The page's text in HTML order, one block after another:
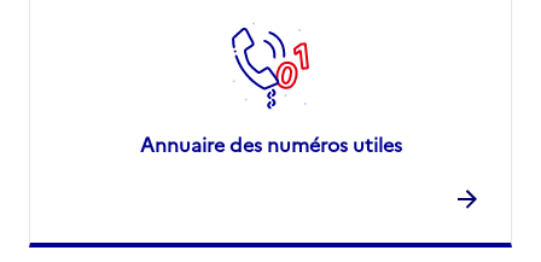
Annuaire des numéros utiles